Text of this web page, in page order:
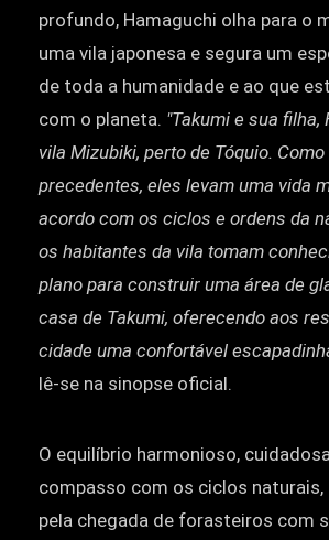
profundo, Hamaguchi olha para o
uma vila japonesa e segura um
de toda a humanidade e ao que
com o planeta. "Takumi e sua filha,
vila Mizubiki, perto de Tóquio.
precedentes, eles levam uma vida
acordo com os ciclos e ordens da
os habitantes da vila tomam
plano para construir uma área de
casa de Takumi, oferecendo aos
cidade uma confortável
lê-se na sinopse oficial.
O equilíbrio harmonioso,
compasso com os ciclos naturais,
pela chegada de forasteiros com